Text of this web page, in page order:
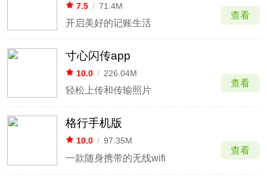
7.5 / 71.4M
开启美好的记账生活
查看
寸心闪传app
10.0 / 226.04M
轻松上传和传输照片
查看
格行手机版
10.0 / 97.35M
一款随身携带的无线wifi
查看